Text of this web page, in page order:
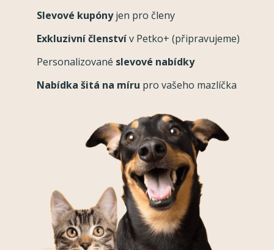
Slevové kupónyjen pro členy
Exkluzivní členstvív Petko+ (připravujeme)
Personalizované slevové nabídky
Nabídka šitá na míru pro vašeho mazlíčka